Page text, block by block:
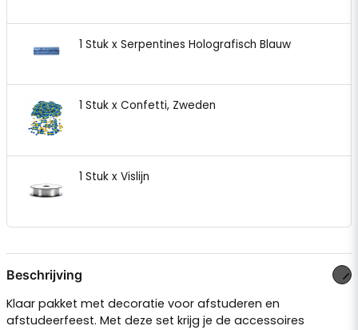
1 Stuk x Serpentines Holografisch Blauw
1 Stuk x Confetti, Zweden
1 Stuk x Vislijn
Beschrijving
Klaar pakket met decoratie voor afstuderen en
afstudeerfeest. Met deze set krijg je de accessoires